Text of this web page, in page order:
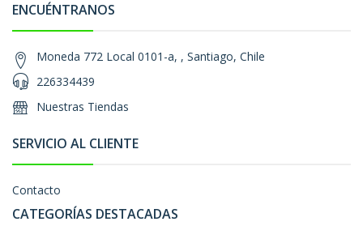
ENCUÉNTRANOS
Moneda 772 Local 0101-a, , Santiago, Chile
226334439
Nuestras Tiendas
SERVICIO AL CLIENTE
Contacto
CATEGORÍAS DESTACADAS